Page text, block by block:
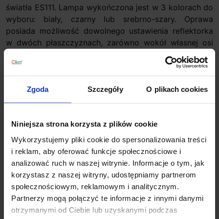
Zgoda Szczegóły O plikach cookies
Niniejsza strona korzysta z plików cookie
Wykorzystujemy pliki cookie do spersonalizowania treści
i reklam, aby oferować funkcje społecznościowe i
analizować ruch w naszej witrynie. Informacje o tym, jak
korzystasz z naszej witryny, udostępniamy partnerom
społecznościowym, reklamowym i analitycznym.
Partnerzy mogą połączyć te informacje z innymi danymi
otrzymanymi od Ciebie lub uzyskanymi podczas
światła ES111. Lampa wykończona jest w 3 kolorach do
wyboru: biały, czarny lub srebrno-szary. Oprawa
posiada możliwość dowolnego ustawienia reflektorka
w dwóch płaszczyznach, zarówno wokół własnej osi
(350º) jak i w układzie góra/dół (do 90º), co pozwala
skierować strumień światła w najbardziej
pożądany punkt lub miejsce.
Parametry techniczne:
Moc50W
Zasilanie230V
Wysokość 9 cm
Średnica 5,4 cm
Kolorbiały, czarny, srebrno-szary
ProducentREDLUX
Informacje dodatkowe: